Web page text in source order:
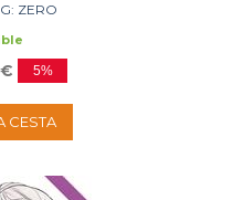
ZERO
€ 5%
CESTA